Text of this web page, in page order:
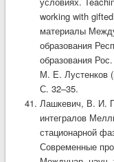
working with
материалы
образования
образования
М. Е. Лустенков
С. 32–35.
Лашкевич, В. И.
интегралов
стационарной
Современные